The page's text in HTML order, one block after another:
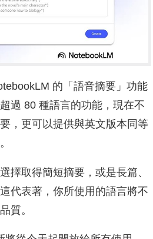
的「語音摘要」功能
過 80 種語言的功能，現在不
，更可以提供與英文版本同等
擇取得簡短摘要，或是長篇、
代表著，你所使用的語言將不
質。